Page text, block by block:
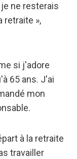
ne resterais
retraite »,
si j'adore
65 ans. J'ai
mon
à la retraite
travailler